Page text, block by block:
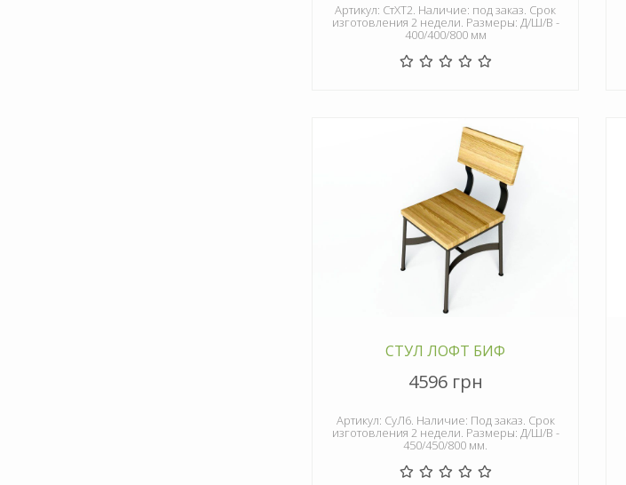
Артикул: СтХТ2. Наличие: под заказ. Срок
изготовления 2 недели. Размеры: Д/Ш/В -
400/400/800 мм
СТУЛ ЛОФТ БИФ
4596 грн
Артикул: СуЛ6. Наличие: Под заказ. Срок
изготовления 2 недели. Размеры: Д/Ш/В -
450/450/800 мм.